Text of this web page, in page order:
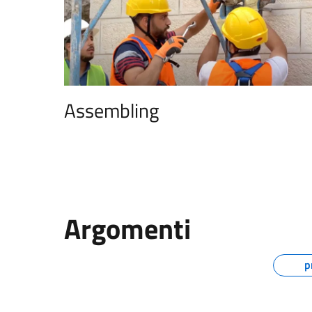
AssemblingAssembling
Argomenti